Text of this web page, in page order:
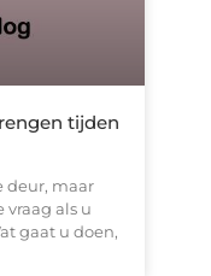
tijden
deur, maar
vraag als u
gaat u doen,